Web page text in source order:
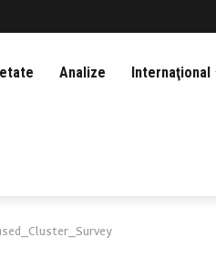
Analize Internaţional